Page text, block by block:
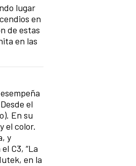
lugar
en
de estas
en las
el
En su
el color.
y
C3, “La
en la